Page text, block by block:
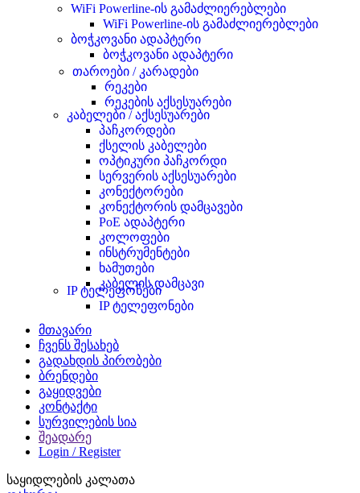
WiFi Powerline-ის გამაძლიერებლები
WiFi Powerline-ის გამაძლიერებლები
ბოჭკოვანი ადაპტერი
ბოჭკოვანი ადაპტერი
თაროები / კარადები
რეკები
რეკების აქსესუარები
კაბელები / აქსესუარები
პაჩკორდები
ქსელის კაბელები
ოპტიკური პაჩკორდი
სერვერის აქსესუარები
კონექტორები
კონექტორის დამცავები
PoE ადაპტერი
კოლოფები
ინსტრუმენტები
ხამუთები
კაბელის დამცავი
IP ტელეფონები
IP ტელეფონები
მთავარი
ჩვენს შესახებ
გადახდის პირობები
ბრენდები
გაყიდვები
კონტაქტი
სურვილების სია
შეადარე
Login / Register
საყიდლების კალათა